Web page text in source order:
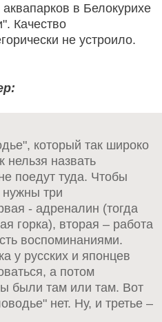
в Белокурихе
Качество
не устроило.
который так широко
нельзя назвать
поедут туда. Чтобы
нужны три
- адреналин (тогда
горка), вторая – работа
воспоминаниями.
у русских и японцев
а потом
были там или там. Вот
нет. Ну, и третье –